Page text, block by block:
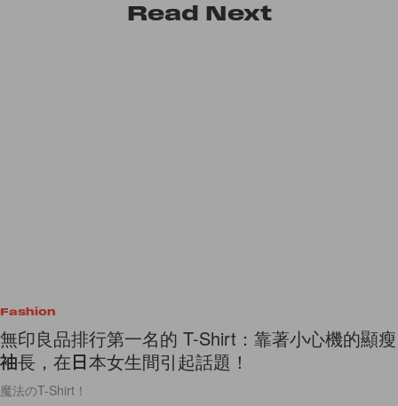
Read Next
Fashion
無印良品排行第一名的 T-Shirt：靠著小心機的顯瘦
袖長，在日本女生間引起話題！
魔法のT-Shirt！